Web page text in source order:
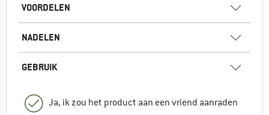
VOORDELEN
NADELEN
GEBRUIK
Ja, ik zou het product aan een vriend aanraden